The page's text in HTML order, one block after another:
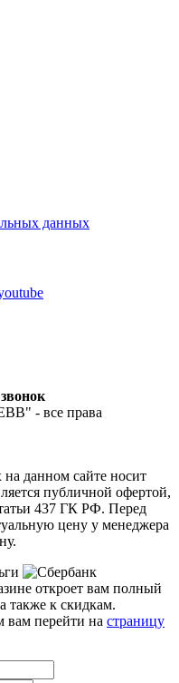
данных
- все права
данном сайте носит
публичной офертой,
437 ГК РФ. Перед
цену у менеджера
откроет вам полный
также к скидкам.
вам перейти на страницу